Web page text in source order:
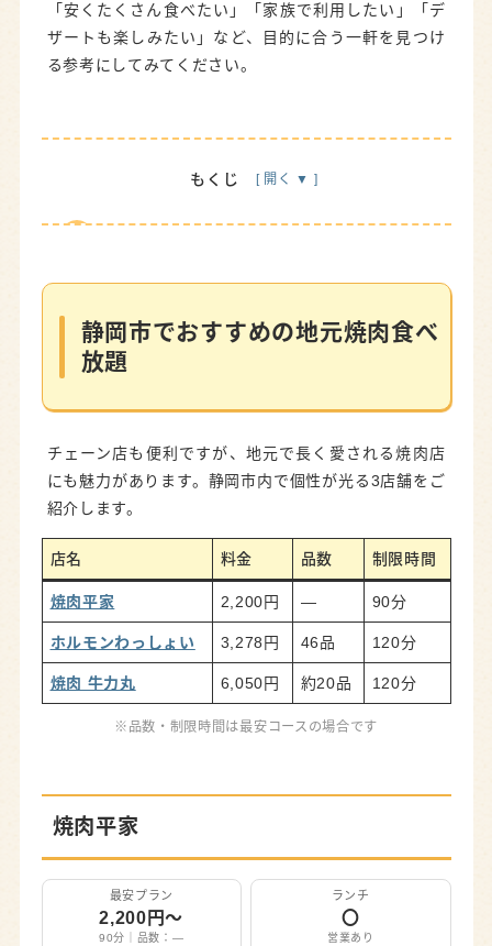
「安くたくさん食べたい」「家族で利用したい」「デ
ザートも楽しみたい」など、目的に合う一軒を見つけ
る参考にしてみてください。
もくじ
ホルモンわっしょい
焼肉 牛力丸 静岡店
【料金比較】静岡市の焼肉食べ放題チェーン
牛角食べ放題専門店
焼肉いちばん
焼肉きんぐ
プレミアムカルビ
すたみな太郎
焼肉カルビ一丁
静岡市でおすすめの地元焼肉食べ
放題
チェーン店も便利ですが、地元で長く愛される焼肉店
にも魅力があります。静岡市内で個性が光る3店舗をご
紹介します。
店名 料金 品数 制限時間
焼肉平家 2,200円 — 90分
ホルモンわっしょい 3,278円 46品 120分
焼肉 牛力丸 6,050円 約20品 120分
※品数・制限時間は最安コースの場合です
焼肉平家
最安プラン
2,200円〜
90分｜品数：―
ランチ
〇
営業あり